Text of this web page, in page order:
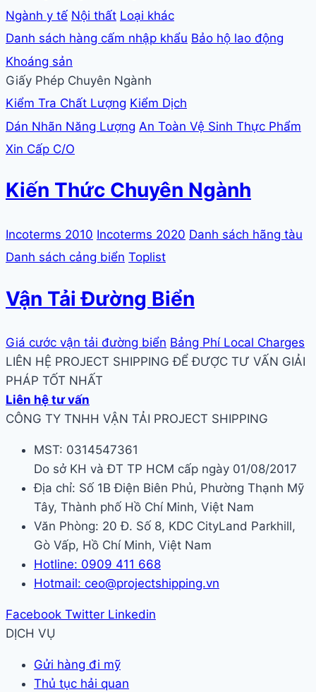
Ngành y tế Nội thất Loại khác
Danh sách hàng cấm nhập khẩu Bảo hộ lao động
Khoáng sản
Giấy Phép Chuyên Ngành
Kiểm Tra Chất Lượng Kiểm Dịch
Dán Nhãn Năng Lượng An Toàn Vệ Sinh Thực Phẩm
Xin Cấp C/O
Kiến Thức Chuyên Ngành
Incoterms 2010 Incoterms 2020 Danh sách hãng tàu
Danh sách cảng biển Toplist
Vận Tải Đường Biển
Giá cước vận tải đường biển Bảng Phí Local Charges
LIÊN HỆ PROJECT SHIPPING ĐỂ ĐƯỢC TƯ VẤN GIẢI
PHÁP TỐT NHẤT
Liên hệ tư vấn
CÔNG TY TNHH VẬN TẢI PROJECT SHIPPING
MST: 0314547361
Do sở KH và ĐT TP HCM cấp ngày 01/08/2017
Địa chỉ: Số 1B Điện Biên Phủ, Phường Thạnh Mỹ
Tây, Thành phố Hồ Chí Minh, Việt Nam
Văn Phòng: 20 Đ. Số 8, KDC CityLand Parkhill,
Gò Vấp, Hồ Chí Minh, Việt Nam
Hotline: 0909 411 668
Hotmail: ceo@projectshipping.vn
Facebook Twitter Linkedin
DỊCH VỤ
Gửi hàng đi mỹ
Thủ tục hải quan